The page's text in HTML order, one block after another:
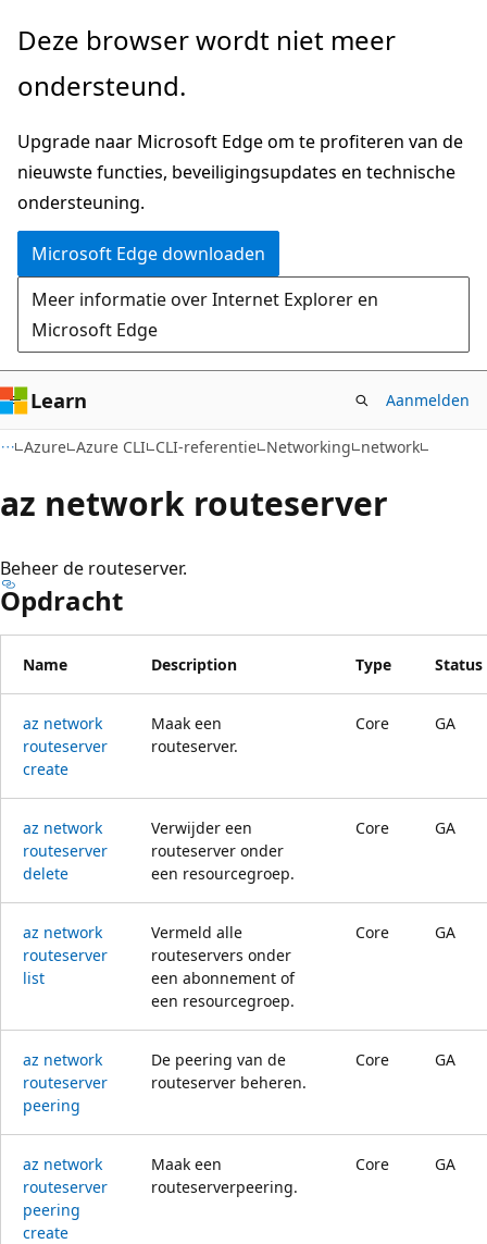
Naar
gaan
Naar
op
pagina
gaan
Deze browser wordt niet meer
ondersteund.
Upgrade naar Microsoft Edge om te profiteren van de
nieuwste functies, beveiligingsupdates en technische
ondersteuning.
Microsoft Edge downloaden
Meer informatie over Internet Explorer en
Microsoft Edge
Learn Aanmelden
Azure Azure CLI CLI-referentie Networking network
az network routeserver
Beheer de routeserver.
Opdracht
Name Description Type Status
az network
routeserver
create
Maak een
routeserver.
Core GA
az network
routeserver
delete
Verwijder een
routeserver onder
een resourcegroep.
Core GA
az network
routeserver
list
Vermeld alle
routeservers onder
een abonnement of
een resourcegroep.
Core GA
az network
routeserver
peering
De peering van de
routeserver beheren.
Core GA
az network
routeserver
peering
create
Maak een
routeserverpeering.
Core GA